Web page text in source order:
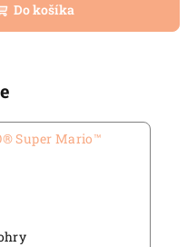
Do košíka
Super Mario™